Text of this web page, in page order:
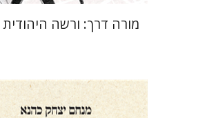
מורה דרך: ורשה היהודית 1938